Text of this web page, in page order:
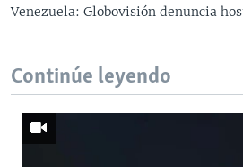
Venezuela: Globovisión denuncia
Continúe leyendo